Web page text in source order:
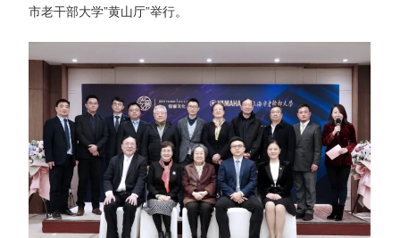
市老干部大学”黄山厅”举行。